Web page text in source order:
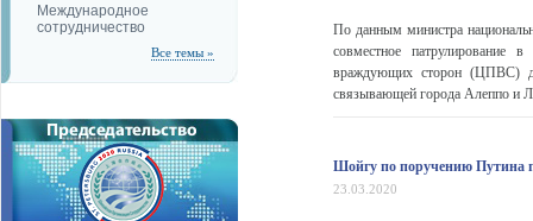
Международное
сотрудничество
Все темы »
По данным министра
совместное
враждующих сторон (ЦПВС)
связывающей города Алеппо и
Шойгу по поручению Путина
23.03.2020